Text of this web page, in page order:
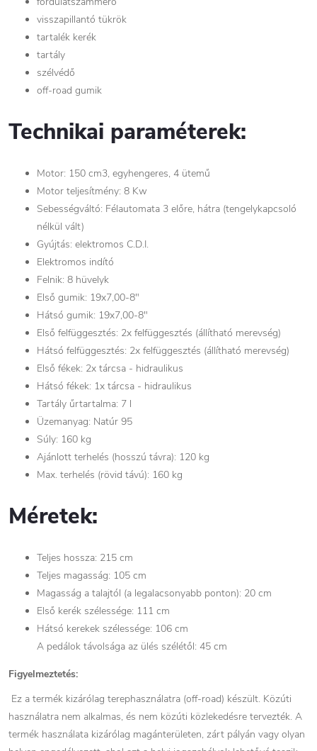
visszapillantó tükrök
tartalék kerék
tartály
szélvédő
off-road gumik
Technikai paraméterek:
Motor: 150 cm3, egyhengeres, 4 ütemű
Motor teljesítmény: 8 Kw
Sebességváltó: Félautomata 3 előre, hátra (tengelykapcsoló
nélkül vált)
Gyújtás: elektromos C.D.I.
Elektromos indító
Felnik: 8 hüvelyk
Első gumik: 19x7,00-8"
Hátsó gumik: 19x7,00-8"
Első felfüggesztés: 2x felfüggesztés (állítható merevség)
Hátsó felfüggesztés: 2x felfüggesztés (állítható merevség)
Első fékek: 2x tárcsa - hidraulikus
Hátsó fékek: 1x tárcsa - hidraulikus
Tartály űrtartalma: 7 l
Üzemanyag: Natúr 95
Súly: 160 kg
Ajánlott terhelés (hosszú távra): 120 kg
Max. terhelés (rövid távú): 160 kg
Méretek:
Teljes hossza: 215 cm
Teljes magasság: 105 cm
Magasság a talajtól (a legalacsonyabb ponton): 20 cm
Első kerék szélessége: 111 cm
Hátsó kerekek szélessége: 106 cm
A pedálok távolsága az ülés szélétől: 45 cm
Figyelmeztetés:
Ez a termék kizárólag terephasználatra (off-road) készült. Közúti
használatra nem alkalmas, és nem közúti közlekedésre tervezték. A
termék használata kizárólag magánterületen, zárt pályán vagy olyan